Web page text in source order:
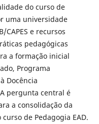
do curso de
uma universidade
e recursos
pedagógicas
a formação inicial
Programa
Docência
pergunta central é
a consolidação da
de Pedagogia EAD.